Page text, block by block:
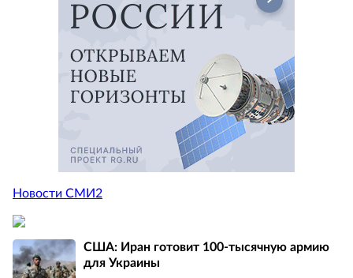
Новости СМИ2
США: Иран готовит 100-тысячную армию
для Украины